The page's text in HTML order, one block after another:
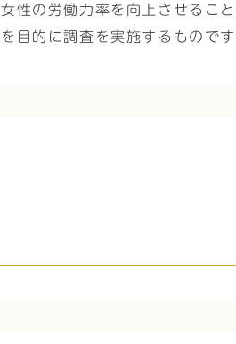
性の労働力率を向上させるこ
目的に調査を実施するものです